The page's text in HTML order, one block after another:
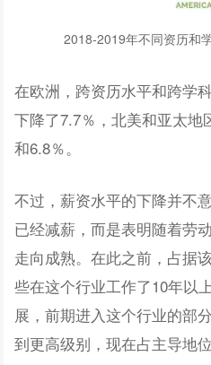
2018-2019年不同资历和
在欧洲，跨资历水平和跨学
下降了7.7％，北美和亚太地
和6.8％。
不过，薪资水平的下降并不
已经减薪，而是表明随着劳
走向成熟。在此之前，占据
些在这个行业工作了10年以
展，前期进入这个行业的部
到更高级别，现在占主导地